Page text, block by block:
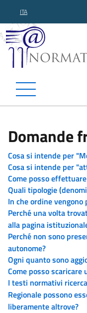
ITA
Domande
Cosa si intende per
Cosa si intende per
Come posso
Quali tipologie
In che ordine
Perché una volta
alla pagina
Perché non sono
autonome?
Ogni quanto sono
Come posso scaricare
I testi normativi
Regionale possono
liberamente altrove?